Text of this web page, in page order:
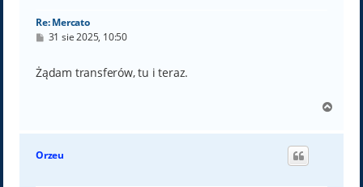
Re: Mercato
P
t
31 sie 2025, 10:50
Żądam transferów, tu i teraz.
g
Orzeu